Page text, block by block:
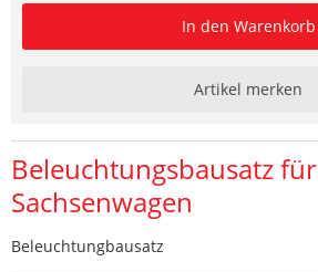
In den Warenkorb
Artikel merken
Beleuchtungsbausatz für
Sachsenwagen
Beleuchtungbausatz